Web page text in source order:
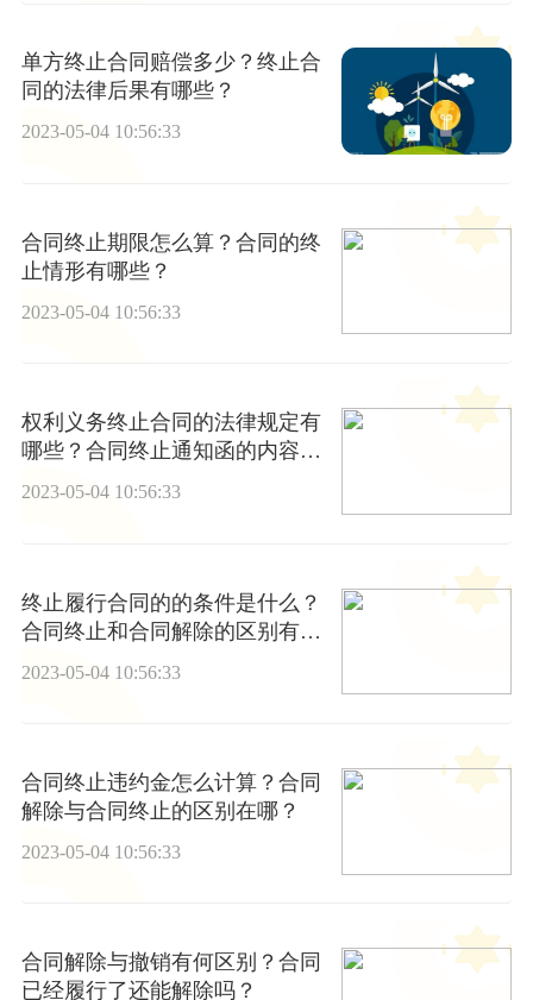
单方终止合同赔偿多少？终止合
同的法律后果有哪些？
2023-05-04 10:56:33
合同终止期限怎么算？合同的终
止情形有哪些？
2023-05-04 10:56:33
权利义务终止合同的法律规定有
哪些？合同终止通知函的内容是
什么？
2023-05-04 10:56:33
终止履行合同的的条件是什么？
合同终止和合同解除的区别有哪
2023-05-04 10:56:33
合同终止违约金怎么计算？合同
解除与合同终止的区别在哪？
2023-05-04 10:56:33
合同解除与撤销有何区别？合同
已经履行了还能解除吗？